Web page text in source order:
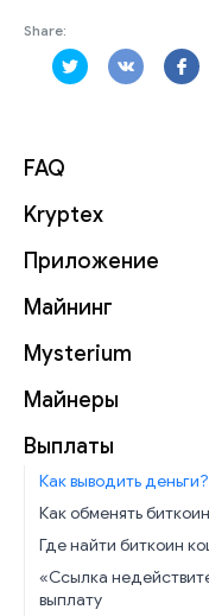
FAQ
Kryptex
Приложение
Майнинг
Mysterium
Майнеры
Выплаты
Как выводить деньги?
Как обменять
Где найти биткоин
«Ссылка
выплату
Share: